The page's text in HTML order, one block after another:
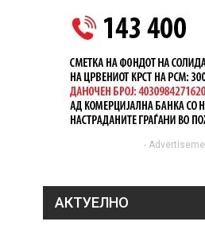
-
АКТУЕЛНО